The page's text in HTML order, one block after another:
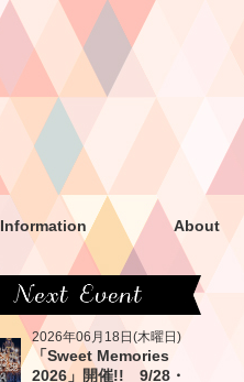
Information About
2026年06月18日(木曜日)
「Sweet Memories
2026」開催!! 9/28・